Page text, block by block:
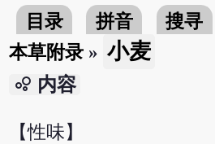
目录 拼音 搜寻
本草附录 » 小麦
bubble_chart 内容
【性味】